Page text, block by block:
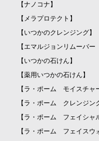
【ナノコナ】
【メラプロテクト】
【いつかのクレンジング】
【エマルジョンリムーバ
【いつかの石けん】
【薬用いつかの石けん】
【ラ・ポーム モイスチャ
【ラ・ポーム クレンジン
【ラ・ポーム フェイシャ
【ラ・ポーム フェイスウ